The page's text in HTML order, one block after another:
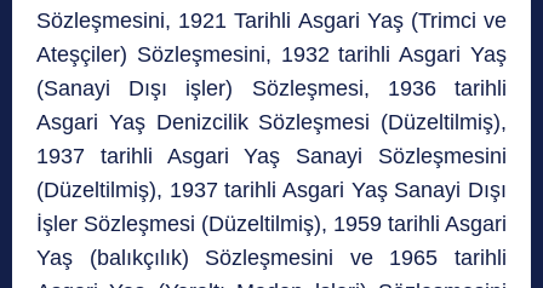
Sözleşmesini, 1921 Tarihli Asgari Yaş (Trimci ve
Ateşçiler) Sözleşmesini, 1932 tarihli Asgari Yaş
(Sanayi Dışı işler) Sözleşmesi, 1936 tarihli
Asgari Yaş Denizcilik Sözleşmesi (Düzeltilmiş),
1937 tarihli Asgari Yaş Sanayi Sözleşmesini
(Düzeltilmiş), 1937 tarihli Asgari Yaş Sanayi Dışı
İşler Sözleşmesi (Düzeltilmiş), 1959 tarihli Asgari
Yaş (balıkçılık) Sözleşmesini ve 1965 tarihli